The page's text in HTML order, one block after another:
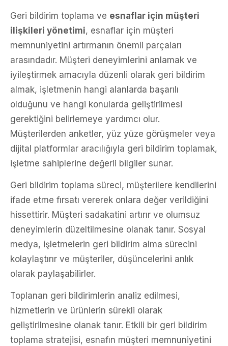
Geri bildirim toplama ve esnaflar için müşteri
ilişkileri yönetimi, esnaflar için müşteri
memnuniyetini artırmanın önemli parçaları
arasındadır. Müşteri deneyimlerini anlamak ve
iyileştirmek amacıyla düzenli olarak geri bildirim
almak, işletmenin hangi alanlarda başarılı
olduğunu ve hangi konularda geliştirilmesi
gerektiğini belirlemeye yardımcı olur.
Müşterilerden anketler, yüz yüze görüşmeler veya
dijital platformlar aracılığıyla geri bildirim toplamak,
işletme sahiplerine değerli bilgiler sunar.
Geri bildirim toplama süreci, müşterilere kendilerini
ifade etme fırsatı vererek onlara değer verildiğini
hissettirir. Müşteri sadakatini artırır ve olumsuz
deneyimlerin düzeltilmesine olanak tanır. Sosyal
medya, işletmelerin geri bildirim alma sürecini
kolaylaştırır ve müşteriler, düşüncelerini anlık
olarak paylaşabilirler.
Toplanan geri bildirimlerin analiz edilmesi,
hizmetlerin ve ürünlerin sürekli olarak
geliştirilmesine olanak tanır. Etkili bir geri bildirim
toplama stratejisi, esnafın müşteri memnuniyetini